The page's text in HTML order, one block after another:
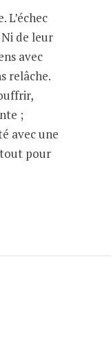
L’échec
de leur
avec
relâche.
;
avec une
pour